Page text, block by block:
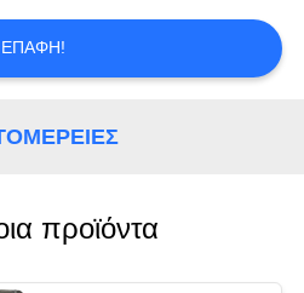
ΕΠΑΦΉ!
προϊόντα